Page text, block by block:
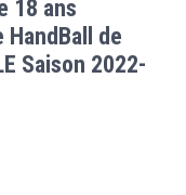
18 ans
HandBall de
Saison 2022-